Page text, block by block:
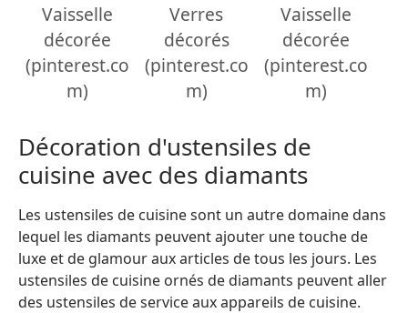
Vaisselle
décorée
(pinterest.co
m)
Verres
décorés
(pinterest.co
m)
Vaisselle
décorée
(pinterest.co
m)
Décoration d'ustensiles de
cuisine avec des diamants
Les ustensiles de cuisine sont un autre domaine dans
lequel les diamants peuvent ajouter une touche de
luxe et de glamour aux articles de tous les jours. Les
ustensiles de cuisine ornés de diamants peuvent aller
des ustensiles de service aux appareils de cuisine.